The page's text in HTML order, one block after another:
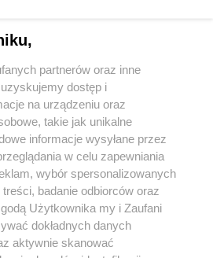
Instagram Youtube
partnerów oraz inne
dostęp i
na urządzeniu oraz
takie jak unikalne
informacje wysyłane przez
w celu zapewniania
wybór spersonalizowanych
badanie odbiorców oraz
Użytkownika my i Zaufani
dokładnych danych
aktywnie skanować